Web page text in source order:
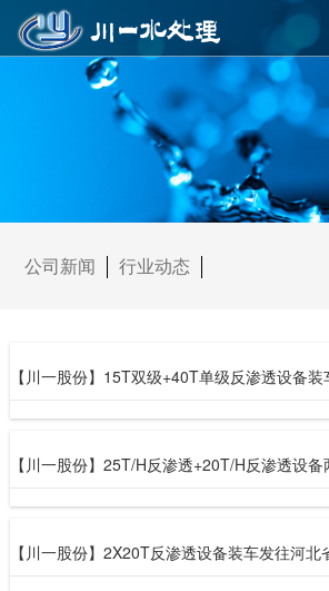
公司新闻 行业动态
【川一股份】15T双级+40T单级反渗透设备
【川一股份】2X20T反渗透设备装车发往河北